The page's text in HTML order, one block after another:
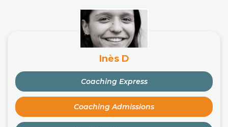
Inès D
Coaching Express
Coaching Admissions